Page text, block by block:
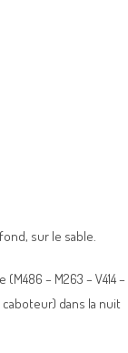
sur le sable.
– M263 – V414 –
caboteur) dans la nuit